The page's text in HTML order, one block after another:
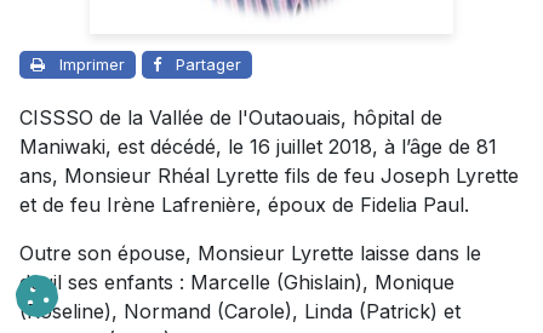
Imprimer Partager
CISSSO de la Vallée de l'Outaouais, hôpital de
Maniwaki, est décédé, le 16 juillet 2018, à l’âge de 81
ans, Monsieur Rhéal Lyrette fils de feu Joseph Lyrette
et de feu Irène Lafrenière, époux de Fidelia Paul.
Outre son épouse, Monsieur Lyrette laisse dans le
deuil ses enfants : Marcelle (Ghislain), Monique
(Roseline), Normand (Carole), Linda (Patrick) et